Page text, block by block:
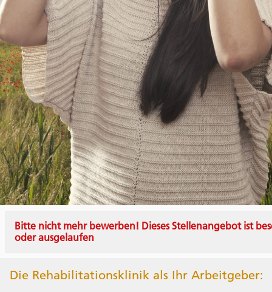
Bitte nicht mehr bewerben! Dieses Stellenangebot ist
oder ausgelaufen
Die Rehabilitationsklinik als Ihr Arbeitgeber: